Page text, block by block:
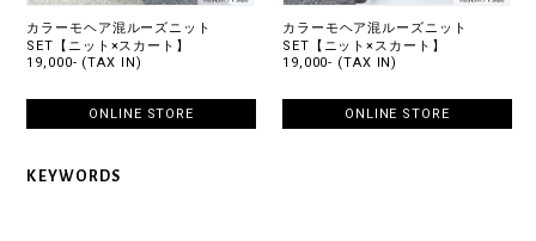
カラーモヘア混ルーズニット
SET【ニット×スカート】
19,000- (TAX IN)
ONLINE STORE
カラーモヘア混ルーズニット
SET【ニット×スカート】
19,000- (TAX IN)
ONLINE STORE
KEYWORDS